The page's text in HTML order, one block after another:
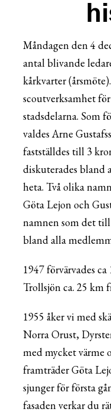
Måndagen den 4
antal blivande
kårkvarter
scoutverksamhet
stadsdelarna. Som
valdes Arne
fastställdes till 3
diskuterades bland
heta. Två olika
Göta Lejon och
namnen som det
bland alla
1947 förvärvades
Trollsjön ca. 25 km
1955 åker vi med
Norra Orust,
med mycket värme
framträder Göta
sjunger för första
fasaden verkar du